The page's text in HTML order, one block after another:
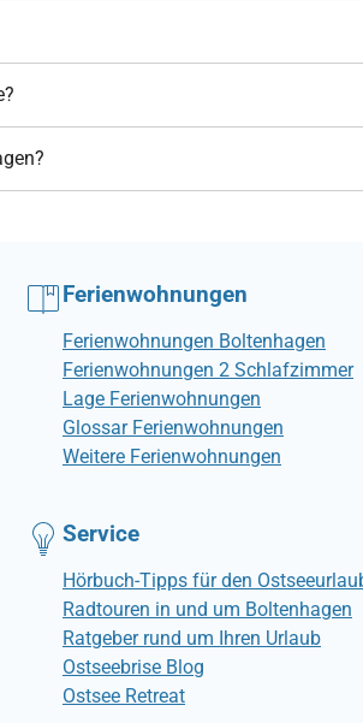
Ferienwohnungen
Ferienwohnungen Boltenhagen
Ferienwohnungen 2 Schlafzimmer
Lage Ferienwohnungen
Glossar Ferienwohnungen
Weitere Ferienwohnungen
Service
Hörbuch-Tipps für den
Radtouren in und um Boltenhagen
Ratgeber rund um Ihren Urlaub
Ostseebrise Blog
Ostsee Retreat